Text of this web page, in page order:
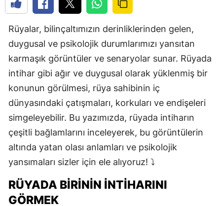
Rüyalar, bilinçaltımızın derinliklerinden gelen,
duygusal ve psikolojik durumlarımızı yansıtan
karmaşık görüntüler ve senaryolar sunar. Rüyada
intihar gibi ağır ve duygusal olarak yüklenmiş bir
konunun görülmesi, rüya sahibinin iç
dünyasındaki çatışmaları, korkuları ve endişeleri
simgeleyebilir. Bu yazımızda, rüyada intiharın
çeşitli bağlamlarını inceleyerek, bu görüntülerin
altında yatan olası anlamları ve psikolojik
yansımaları sizler için ele alıyoruz! ⤵️
RÜYADA BIRININ İNTIHARINI
GÖRMEK